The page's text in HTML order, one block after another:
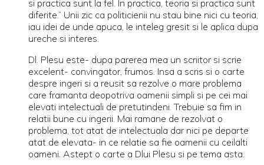
si practica sunt la fel. In practica, teoria si practica sunt
diferite.” Unii zic ca politicienii nu stau bine nici cu teoria,
iau idei de unde apuca, le inteleg gresit si le aplica dupa
ureche si interes.
Dl. Plesu este- dupa parerea mea un scriitor si scrie
excelent- convingator, frumos. Insa a scris si o carte
despre ingeri si a reusit sa rezolve o mare problema
care framanta deopotriva oamenii simpli si pe cei mai
elevati intelectuali de pretutindeni. Trebuie sa fim in
relatii bune cu ingerii. Mai ramane de rezolvat o
problema, tot atat de intelectuala dar nici pe departe
atat de elevata- in ce relatie sa fie oamenii cu ceilalti
oameni. Astept o carte a Dlui Plesu si pe tema asta.